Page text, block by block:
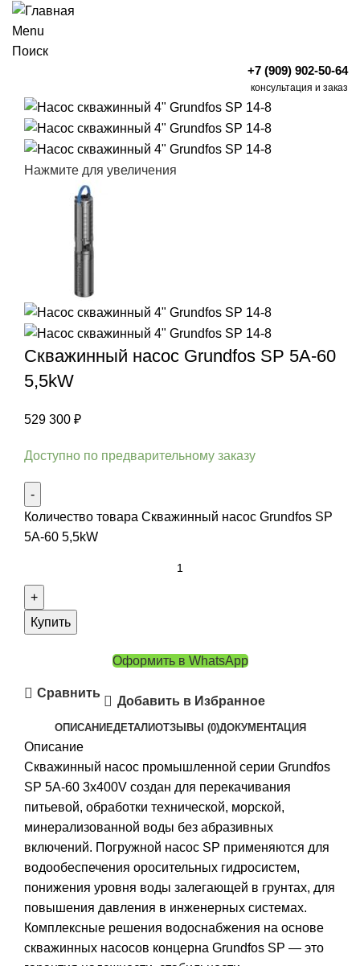
Menu
Поиск
+7 (909) 902-50-64
консультация и заказ
Нажмите для увеличения
Скважинный насос Grundfos SP 5A-60
5,5kW
529 300 ₽
Доступно по предварительному заказу
Количество товара Скважинный насос Grundfos SP
5A-60 5,5kW
Купить
Оформить в WhatsApp
Сравнить
Добавить в Избранное
ОПИСАНИЕДЕТАЛИОТЗЫВЫ (0)ДОКУМЕНТАЦИЯ
Описание
Скважинный насос промышленной серии Grundfos
SP 5A-60 3x400V создан для перекачивания
питьевой, обработки технической, морской,
минерализованной воды без абразивных
включений. Погружной насос SP применяются для
водообеспечения оросительных гидросистем,
понижения уровня воды залегающей в грунтах, для
повышения давления в инженерных системах.
Комплексные решения водоснабжения на основе
скважинных насосов концерна Grundfos SP — это